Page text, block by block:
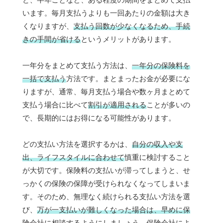
います。毎月支払うよりも一回あたりの金額は大き
くなりますが、 支払う回数が少なくなるため、手続
きの手間が省けるというメリットがあります。
一年分をまとめて支払う方法は、 一年分の保険料を
一括で支払う方法です。まとまったお金が必要にな
りますが、通常、毎月支払う場合や数ヶ月まとめて
支払う場合に比べて割引が適用されることが多いの
で、長期的にはお得になる可能性があります。
どの支払い方法を選択するかは、 自分の収入や支
出、ライフスタイルに合わせて慎重に検討すること
が大切です。保険料の支払いが滞ってしまうと、せ
っかくの保険の保障が受けられなくなってしまいま
す。そのため、無理なく続けられる支払い方法を選
び、 万が一支払いが難しくなった場合は、早めに保